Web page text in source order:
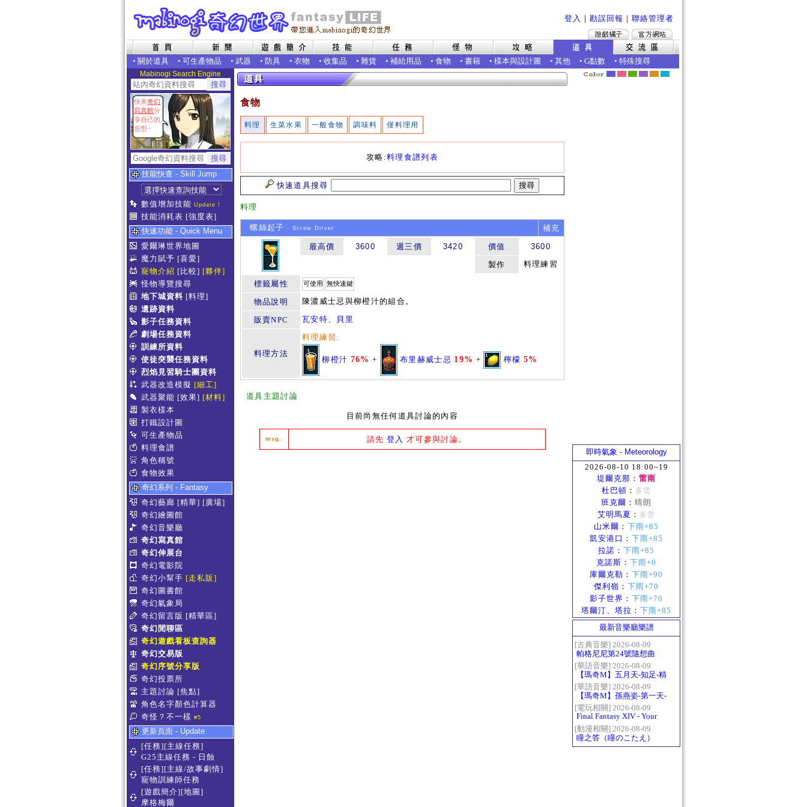
登入 ｜ 勘誤回報 ｜ 聯絡管理者
• 關於道具 • 可生產物品 • 武器 • 防具 • 衣物 • 收集品 • 雜貨 • 補給用品 • 食物 • 書籍 • 樣本與設計圖 • 其他 • G點數 • 特殊搜尋
Mabinogi Search Engine
快來奇幻
寫真館分
享自己的
造型~
技能快查 - Skill Jump
數值增加技能 Update !
技能消耗表 [強度表]
快速功能 - Quick Menu
愛爾琳世界地圖
魔力賦予 [喜愛]
寵物介紹 [比較] [夥伴]
怪物導覽搜尋
地下城資料 [料理]
遺跡資料
影子任務資料
劇場任務資料
訓練所資料
使徒突襲任務資料
烈焰見習騎士團資料
武器改造模擬 [細工]
武器聚能 [效果] [材料]
製衣樣本
打鐵設計圖
可生產物品
料理食譜
角色稱號
食物效果
奇幻系列 - Fantasy
奇幻藝廊 [精華] [廣場]
奇幻繪圖館
奇幻音樂廳
奇幻寫真館
奇幻伸展台
奇幻電影院
奇幻小幫手 [走私販]
奇幻圖書館
奇幻氣象局
奇幻留言版 [精華區]
奇幻閒聊區
奇幻遊戲看板查詢器
奇幻交易版
奇幻序號分享版
奇幻投票所
主題討論 [焦點]
角色名字顏色計算器
奇怪？不一樣 #5
更新頁面 - Update
[任務][主線任務]
G25主線任務 - 日蝕
[任務][主線/故事劇情]
寵物訓練師任務
[遊戲簡介][地圖]
摩格梅爾
食物
料理 生菜水果 一般食物 調味料 僅料理用
攻略:料理食譜列表
快速道具搜尋
料理
螺絲起子 - Screw Driver 補充
最高價 3600 週三價 3420 價值
3600
製作
料理練習
標籤屬性 可使用 無快速鍵
物品說明 陳濃威士忌與柳橙汁的組合。
販賣NPC 瓦安特、 貝里
料理方法
料理練習:
柳橙汁 76% + 布里赫威士忌 19% + 檸檬 5%
道具主題討論
目前尚無任何道具討論的內容
msg. 請先 登入 才可參與討論。
即時氣象 - Meteorology
2026-08-10 18:00~19
堤爾克那 ： 雷雨
杜巴頓 ： 多雲
班克爾 ： 晴朗
艾明馬夏 ： 多雲
山米爾 ： 下雨+85
凱安港口 ： 下雨+85
拉諾 ： 下雨+85
克諾斯 ： 下雨+0
庫爾克勒 ： 下雨+90
傑利嶺 ： 下雨+70
影子世界 ： 下雨+70
塔爾汀、塔拉 ： 下雨+85
最新音樂廳樂譜
[古典音樂] 2026-08-09
帕格尼尼第24號隨想曲
（Paganini Caprice No.24
in A-）
[華語音樂] 2026-08-09
【瑪奇M】五月天-知足-精
修版
[華語音樂] 2026-08-09
【瑪奇M】孫燕姿-第一天-
精修版
[電玩相關] 2026-08-09
Final Fantasy XIV - Your
Answer
[動漫相關] 2026-08-09
瞳之答（瞳のこたえ）